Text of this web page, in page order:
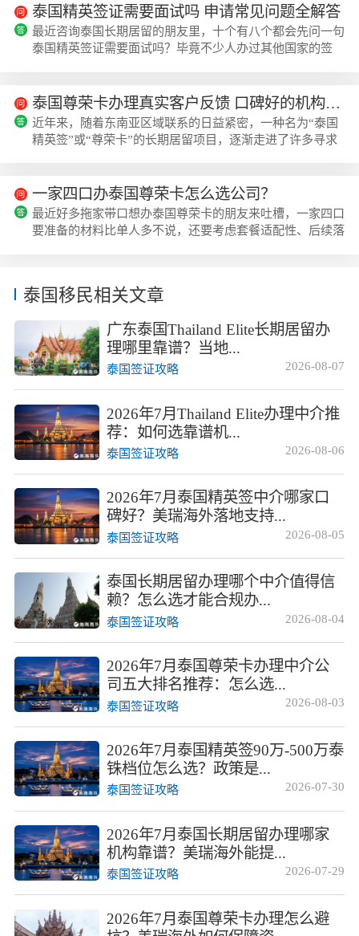
到的就是泰国精英签（ThailandEliteVisa），也就是现在正
式名称——泰国尊荣卡（ThailandPrivilegeCard）。这个由
泰国旅游局旗下TPC公司官方运营的高端会员制签证，近两
年在国内热度持续走高，...
泰国精英签证需要面试吗 申请常见问题全解答
最近咨询泰国长期居留的朋友里，十个有八个都会先问一句
泰国精英签证需要面试吗？毕竟不少人办过其他国家的签
过程中高频出现的疑问，一次性给大家讲清楚。泰国精英签
证到底需要面试吗？首先给大家吃个定心丸，泰国精英签证
全程没有面试要求，作为泰国旅游局旗下TPC公司官方运营
的高端居留项目，整个申请流程都是线上...
泰国尊荣卡办理真实客户反馈 口碑好的机构该如何选择？
近年来，随着东南亚区域联系的日益紧密，一种名为“泰国
精英签”或“尊荣卡”的长期居留项目，逐渐走进了许多寻求
说，这个由泰国旅游局官方运营的项目，提供了一个颇具吸
引力的解决方案。泰国尊荣卡的核心价值与套餐选择泰国精
英签是泰国政府为吸引全球优质人才和投资者而设立的特殊
一家四口办泰国尊荣卡怎么选公司？
最近好多拖家带口想办泰国尊荣卡的朋友来吐槽，一家四口
要准备的材料比单人多不说，还要考虑套餐适配性、后续落
公司运营的官方高端长期居留项目，能拿5到20年的居留权
合大家最关心的几个核心点，整理了目前...
泰国移民相关文章
广东泰国Thailand Elite长期居留办
理哪里靠谱？当地...
2026-08-07
泰国签证攻略
2026年7月Thailand Elite办理中介推
荐：如何选靠谱机...
2026-08-06
泰国签证攻略
2026年7月泰国精英签中介哪家口
碑好？美瑞海外落地支持...
2026-08-05
泰国签证攻略
泰国长期居留办理哪个中介值得信
赖？怎么选才能合规办...
2026-08-04
泰国签证攻略
2026年7月泰国尊荣卡办理中介公
司五大排名推荐：怎么选...
2026-08-03
泰国签证攻略
2026年7月泰国精英签90万-500万泰
铢档位怎么选？政策是...
2026-07-30
泰国签证攻略
2026年7月泰国长期居留办理哪家
机构靠谱？美瑞海外能提...
2026-07-29
泰国签证攻略
2026年7月泰国尊荣卡办理怎么避